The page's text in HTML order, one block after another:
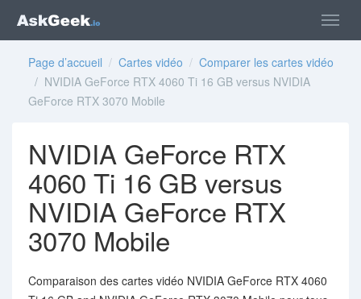
Page d’accueil / Cartes vidéo / Comparer les cartes vidéo
/ NVIDIA GeForce RTX 4060 Ti 16 GB versus NVIDIA
GeForce RTX 3070 Mobile
NVIDIA GeForce RTX
4060 Ti 16 GB versus
NVIDIA GeForce RTX
3070 Mobile
Comparaison des cartes vidéo NVIDIA GeForce RTX 4060